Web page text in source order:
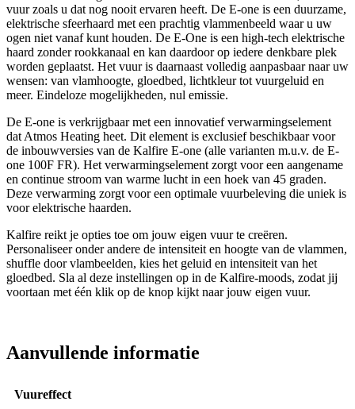
vuur zoals u dat nog nooit ervaren heeft. De E-one is een duurzame,
elektrische sfeerhaard met een prachtig vlammenbeeld waar u uw
ogen niet vanaf kunt houden. De E-One is een high-tech elektrische
haard zonder rookkanaal en kan daardoor op iedere denkbare plek
worden geplaatst. Het vuur is daarnaast volledig aanpasbaar naar uw
wensen: van vlamhoogte, gloedbed, lichtkleur tot vuurgeluid en
meer. Eindeloze mogelijkheden, nul emissie.
De E-one is verkrijgbaar met een innovatief verwarmingselement
dat Atmos Heating heet. Dit element is exclusief beschikbaar voor
de inbouwversies van de Kalfire E-one (alle varianten m.u.v. de E-
one 100F FR). Het verwarmingselement zorgt voor een aangename
en continue stroom van warme lucht in een hoek van 45 graden.
Deze verwarming zorgt voor een optimale vuurbeleving die uniek is
voor elektrische haarden.
Kalfire reikt je opties toe om jouw eigen vuur te creëren.
Personaliseer onder andere de intensiteit en hoogte van de vlammen,
shuffle door vlambeelden, kies het geluid en intensiteit van het
gloedbed. Sla al deze instellingen op in de Kalfire-moods, zodat jij
voortaan met één klik op de knop kijkt naar jouw eigen vuur.
Aanvullende informatie
Vuureffect